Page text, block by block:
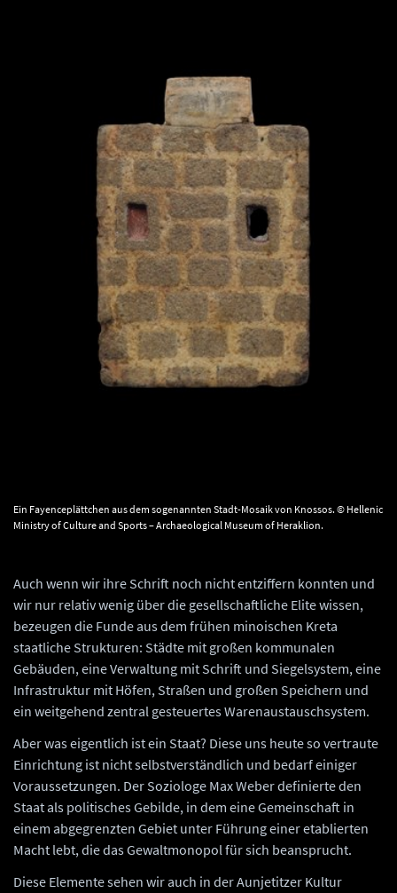
Ein Fayenceplättchen aus dem sogenannten Stadt-Mosaik von Knossos. © Hellenic
Ministry of Culture and Sports – Archaeological Museum of Heraklion.
Auch wenn wir ihre Schrift noch nicht entziffern konnten und
wir nur relativ wenig über die gesellschaftliche Elite wissen,
bezeugen die Funde aus dem frühen minoischen Kreta
staatliche Strukturen: Städte mit großen kommunalen
Gebäuden, eine Verwaltung mit Schrift und Siegelsystem, eine
Infrastruktur mit Höfen, Straßen und großen Speichern und
ein weitgehend zentral gesteuertes Warenaustauschsystem.
Aber was eigentlich ist ein Staat? Diese uns heute so vertraute
Einrichtung ist nicht selbstverständlich und bedarf einiger
Voraussetzungen. Der Soziologe Max Weber definierte den
Staat als politisches Gebilde, in dem eine Gemeinschaft in
einem abgegrenzten Gebiet unter Führung einer etablierten
Macht lebt, die das Gewaltmonopol für sich beansprucht.
Diese Elemente sehen wir auch in der Aunjetitzer Kultur